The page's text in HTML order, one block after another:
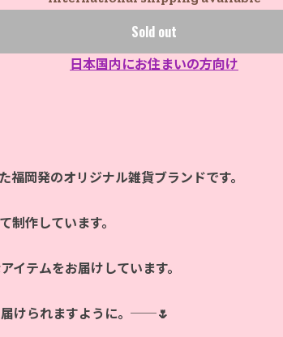
Sold out
日本国内にお住まいの方向け
岡発のオリジナル雑貨ブランドです。
制作しています。
イテムをお届けしています。
けられますように。──🌷